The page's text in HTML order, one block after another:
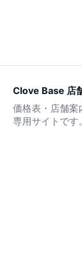
Clove Base 店
価格表・店舗案
専用サイトです。